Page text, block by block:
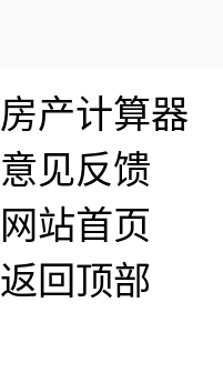
房产计算器
意见反馈
网站首页
返回顶部